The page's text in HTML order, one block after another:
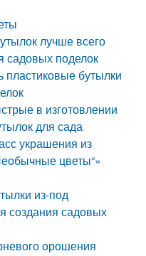
лучше всего
садовых поделок
пластиковые бутылки
в изготовлении
для сада
украшения из
цветы“»
из-под
создания садовых
орошения